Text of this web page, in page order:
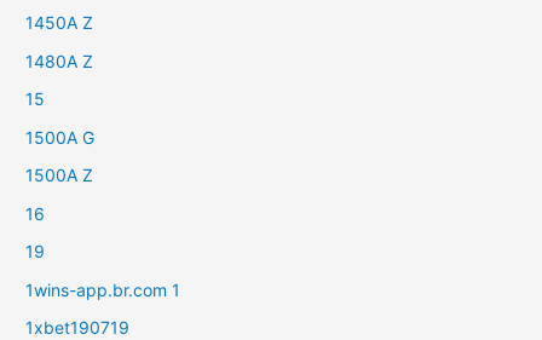
1450A Z
1480A Z
15
1500A G
1500A Z
16
19
1wins-app.br.com 1
1xbet190719